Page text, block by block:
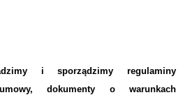
i sporządzimy regulaminy
umowy, dokumenty o warunkach